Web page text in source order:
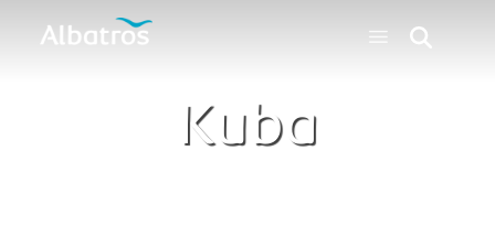
Kuba